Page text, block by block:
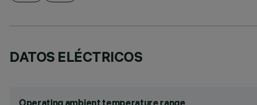
DATOS ELÉCTRICOS
Operating ambient temperature range